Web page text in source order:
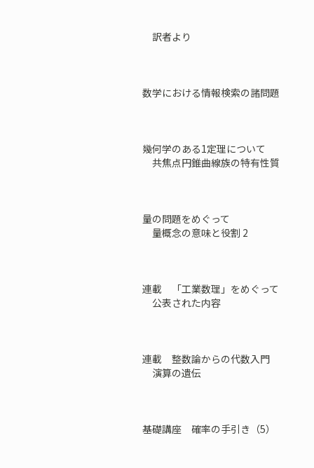
訳者より
数学における情報検索の諸問題
幾何学のある1定理について
共焦点円錐曲線族の特有性質
量の問題をめぐって
量概念の意味と役割 2
連載 「工業数理」をめぐって
公表された内容
連載 整数論からの代数入門
演算の遺伝
基礎講座 確率の手引き（5）